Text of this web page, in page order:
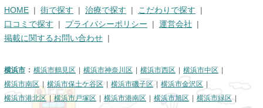
HOME 街で探す 治療で探す
こだわりで探す
口コミで探す
プライバシーポリシー
運営会社
掲載に関するお問い合わせ
横浜市 横浜市鶴見区 横浜市神奈川区 横浜市西区
横浜市中区
横浜市南区
横浜市保土ケ谷区 横浜市磯子区
横浜市金沢区
横浜市港北区
横浜市戸塚区 横浜市港南区 横浜市旭区
横浜市緑区